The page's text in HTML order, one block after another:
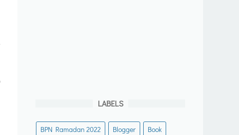
LABELS
BPN Ramadan 2022 Blogger
Book